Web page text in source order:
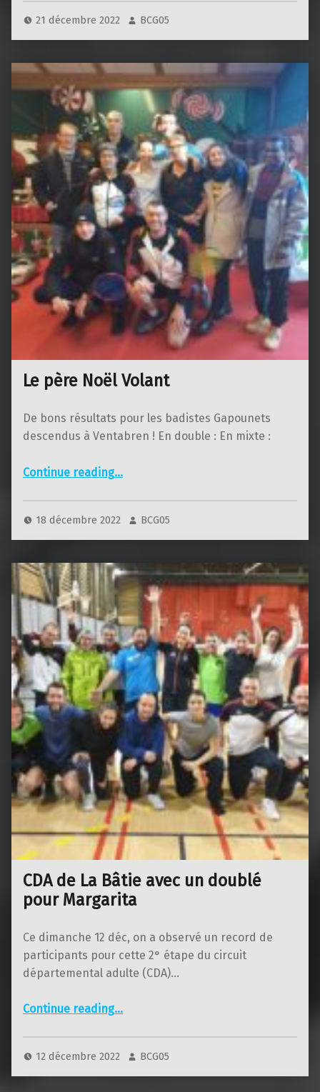
21 décembre 2022 BCG05
Le père Noël Volant
De bons résultats pour les badistes Gapounets
descendus à Ventabren ! En double : En mixte :
Continue reading
“Le père Noël Volant”
…
18 décembre 2022 BCG05
CDA de La Bâtie avec un doublé
pour Margarita
Ce dimanche 12 déc, on a observé un record de
participants pour cette 2° étape du circuit
départemental adulte (CDA)…
Continue reading“CDA de La Bâtie avec un doublé pour Margarita”
…
12 décembre 2022 BCG05